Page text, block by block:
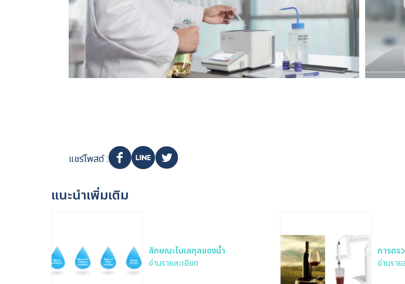
Search
for:
แชร์โพสต์ :
แนะนำเพิ่มเติม
ลักษณะโมเลกุลของน้ำ
อ่านรายละเอียด
การตร
อ่านราย